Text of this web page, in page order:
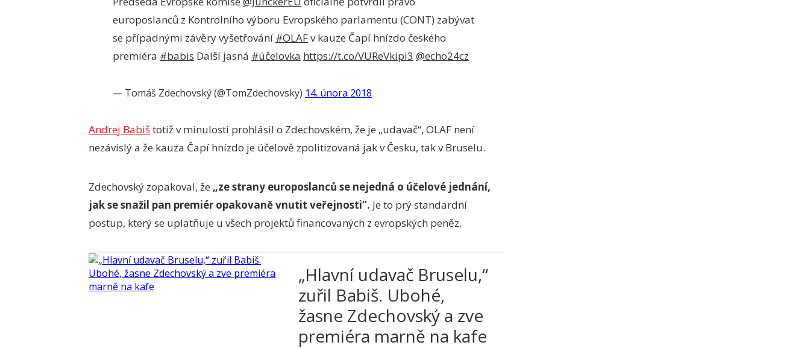
europoslanců z Kontrolního výboru Evropského parlamentu (CONT) zabývat
se případnými závěry vyšetřování #OLAFv kauze Čapí hnízdo českého
premiéra #babis Další jasná #účelovka https://t.co/VUReVkipi3 @echo24cz
— Tomáš Zdechovský (@TomZdechovsky) 14. února 2018
Andrej Babištotiž v minulosti prohlásil o Zdechovském, že je „udavač“, OLAF není
nezávislý a že kauza Čapí hnízdo je účelově zpolitizovaná jak v Česku, tak v Bruselu.
Zdechovský zopakoval, že „ze strany europoslanců se nejedná o účelové jednání,
jak sesnažil pan premiér opakovaně vnutit veřejnosti“. Je to prý standardní
postup, který se uplatňuje u všech projektů financovaných z evropských peněz.
„Hlavní udavač Bruselu,“
zuřil Babiš. Ubohé,
žasne Zdechovský a zve
premiéra marně na kafe